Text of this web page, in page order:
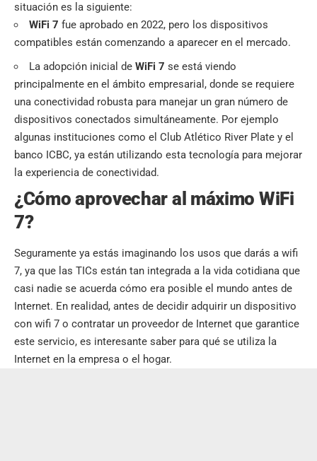
situación es la siguiente:
WiFi 7 fue aprobado en 2022, pero los dispositivos
compatibles están comenzando a aparecer en el mercado.
La adopción inicial de WiFi 7 se está viendo
principalmente en el ámbito empresarial, donde se requiere
una conectividad robusta para manejar un gran número de
dispositivos conectados simultáneamente. Por ejemplo
algunas instituciones como el Club Atlético River Plate y el
banco ICBC, ya están utilizando esta tecnología para mejorar
la experiencia de conectividad.
¿Cómo aprovechar al máximo WiFi
7?
Seguramente ya estás imaginando los usos que darás a wifi
7, ya que las TICs están tan integrada a la vida cotidiana que
casi nadie se acuerda cómo era posible el mundo antes de
Internet. En realidad, antes de decidir adquirir un dispositivo
con wifi 7 o contratar un proveedor de Internet que garantice
este servicio, es interesante saber para qué se utiliza la
Internet en la empresa o el hogar.